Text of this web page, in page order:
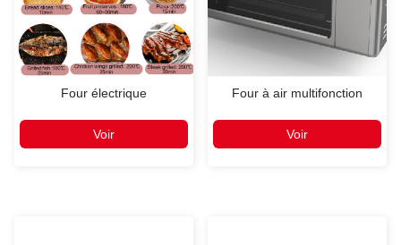
Four électrique
Voir
Four à air multifonction
Voir